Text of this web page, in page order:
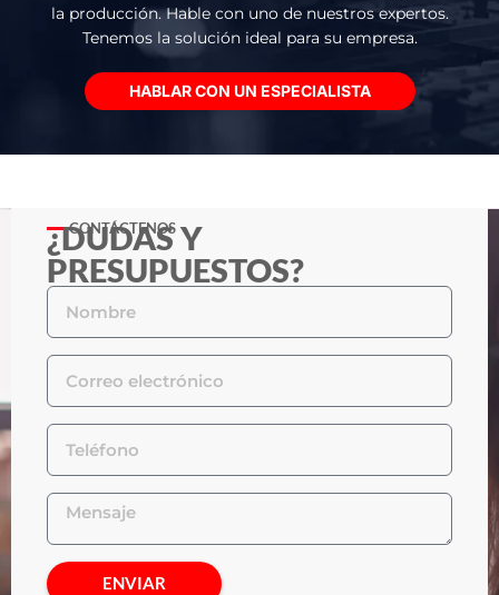
la producción. Hable con uno de nuestros expertos.
Tenemos la solución ideal para su empresa.
HABLAR CON UN ESPECIALISTA
CONTÁCTENOS
¿DUDAS Y
PRESUPUESTOS?
ENVIAR